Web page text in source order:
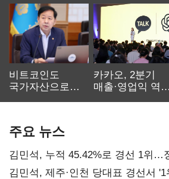
비트코인도
국가자산으로…'
카카오, 2분기
매출·영업익 역대
주요 뉴스
김민석, 누적 45.42%로 경선 1위…
0.86%p(2보)
김민석, 제주·인천 당대표 경선서 '1